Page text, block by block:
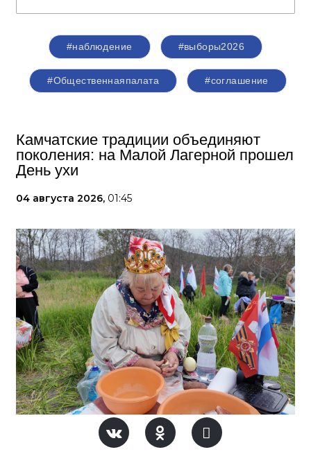
#наблюдение #выборы2026
#Общественнаяпалата #соглашение
Камчатские традиции объединяют
поколения: на Малой Лагерной прошел
День ухи
04 августа 2026, 01:45